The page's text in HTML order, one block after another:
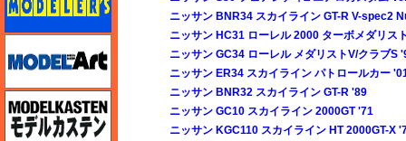
ニッサン BNR34 スカイライン GT-R V-spec2
ニッサン HC31 ローレル 2000 ターボメダリス
ニッサン GC34 ローレル メダリストV/クラブS
ニッサン ER34 スカイライン パトロールカー
ニッサン BNR32 スカイライン GT-R '89
ニッサン GC10 スカイライン 2000GT '71
ニッサン KGC110 スカイライン HT 2000GT-X
モデルアート
モデルカステン